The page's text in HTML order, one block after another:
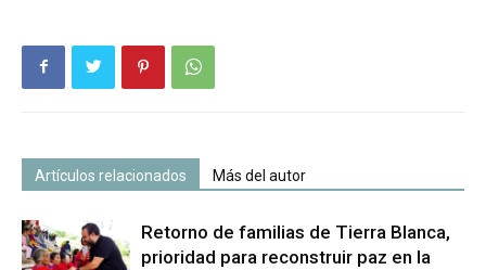
Artículos relacionados Más del autor
Retorno de familias de Tierra Blanca,
prioridad para reconstruir paz en la